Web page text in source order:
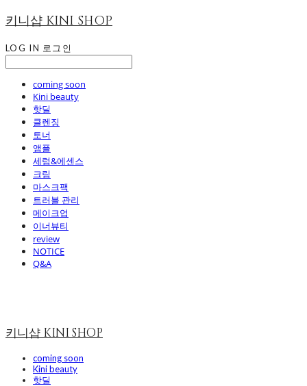
키니샵 KINI SHOP
LOG IN 로그인
coming soon
Kini beauty
핫딜
클렌징
토너
앰플
세럼&에센스
크림
마스크팩
트러블 관리
메이크업
이너뷰티
review
NOTICE
Q&A
키니샵 KINI SHOP
coming soon
Kini beauty
핫딜